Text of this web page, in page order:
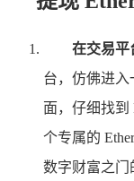
在交易平
台，仿佛进
面，仔细找到
个专属的
数字财富之门